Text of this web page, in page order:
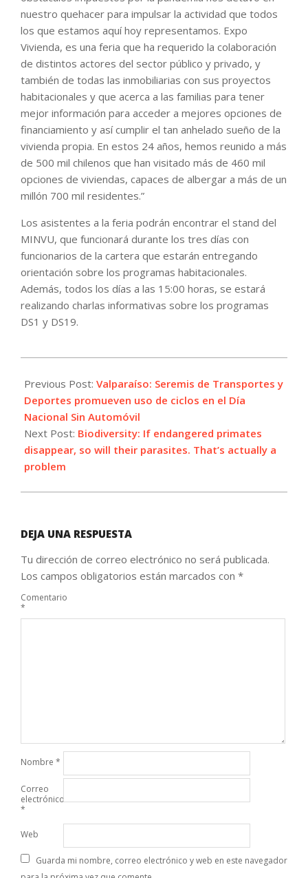
nuestro quehacer para impulsar la actividad que todos
los que estamos aquí hoy representamos. Expo
Vivienda, es una feria que ha requerido la colaboración
de distintos actores del sector público y privado, y
también de todas las inmobiliarias con sus proyectos
habitacionales y que acerca a las familias para tener
mejor información para acceder a mejores opciones de
financiamiento y así cumplir el tan anhelado sueño de la
vivienda propia. En estos 24 años, hemos reunido a más
de 500 mil chilenos que han visitado más de 460 mil
opciones de viviendas, capaces de albergar a más de un
millón 700 mil residentes.”
Los asistentes a la feria podrán encontrar el stand del
MINVU, que funcionará durante los tres días con
funcionarios de la cartera que estarán entregando
orientación sobre los programas habitacionales.
Además, todos los días a las 15:00 horas, se estará
realizando charlas informativas sobre los programas
DS1 y DS19.
09-
25
Previous Post: Valparaíso: Seremis de Transportes y
Deportes promueven uso de ciclos en el Día
Nacional Sin Automóvil
Next Post: Biodiversity: If endangered primates
disappear, so will their parasites. That’s actually a
problem
DEJA UNA RESPUESTA
Tu dirección de correo electrónico no será publicada.
Los campos obligatorios están marcados con *
Comentario
*
Nombre *
Correo
electrónico
*
Web
Guarda mi nombre, correo electrónico y web en este navegador